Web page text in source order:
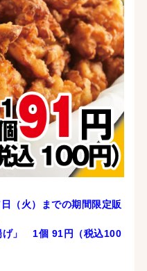
日（火）までの期間限定販
げ」 1個 91 円（税込100